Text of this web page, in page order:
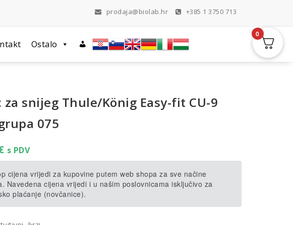
prodaja@biolab.hr +385 1 3750 713
Ostalo
za snijeg Thule/König Easy-fit CU-9
075
s PDV
cijena vrijedi za kupovine putem web shopa za sve načine
Navedena cijena vrijedi i u našim poslovnicama isključivo za
plaćanje (novčanice).
0